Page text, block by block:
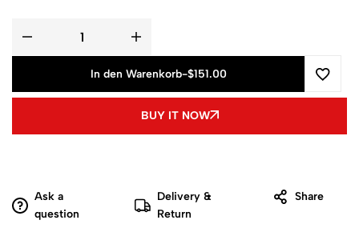
In den Warenkorb-$151.00
BUY IT NOW
Ask a
question
Delivery &
Return
Share